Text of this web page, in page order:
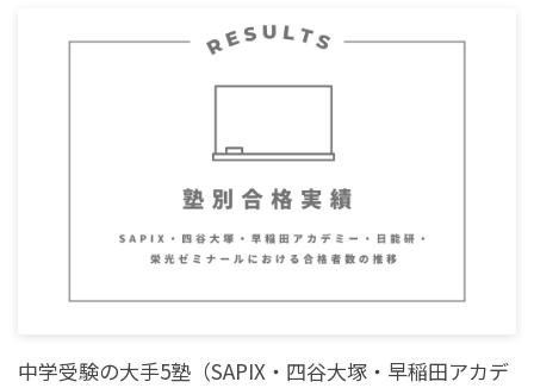
中学受験の大手5塾（SAPIX・四谷大塚・早稲田アカデ